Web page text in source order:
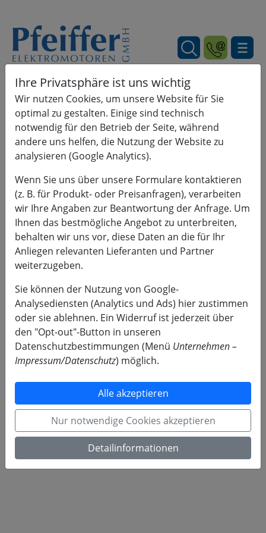
Ihre Privatsphäre ist uns wichtig
Wir nutzen Cookies, um unsere Website für Sie
optimal zu gestalten. Einige sind technisch
notwendig für den Betrieb der Seite, während
andere uns helfen, die Nutzung der Website zu
analysieren (Google Analytics).
Wenn Sie uns über unsere Formulare kontaktieren
(z. B. für Produkt- oder Preisanfragen), verarbeiten
wir Ihre Angaben zur Beantwortung der Anfrage. Um
Ihnen das bestmögliche Angebot zu unterbreiten,
behalten wir uns vor, diese Daten an die für Ihr
Anliegen relevanten Lieferanten und Partner
weiterzugeben.
Sie können der Nutzung von Google-
Analysediensten (Analytics und Ads) hier zustimmen
oder sie ablehnen. Ein Widerruf ist jederzeit über
den "Opt-out"-Button in unseren
Datenschutzbestimmungen (Menü Unternehmen –
Impressum/Datenschutz) möglich.
Alle akzeptieren
Nur notwendige Cookies akzeptieren
Detailinformationen